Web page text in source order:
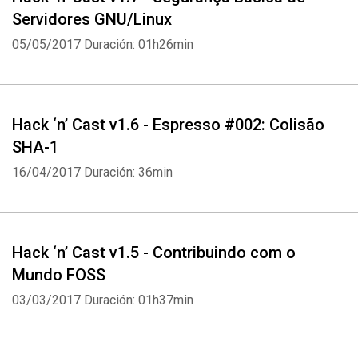
Servidores GNU/Linux
05/05/2017 Duración: 01h26min
Hack ‘n’ Cast v1.6 - Espresso #002: Colisão
SHA-1
16/04/2017 Duración: 36min
Hack ‘n’ Cast v1.5 - Contribuindo com o
Mundo FOSS
03/03/2017 Duración: 01h37min